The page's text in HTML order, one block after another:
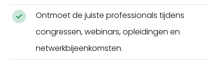
Ontmoet de juiste professionals tijdens
congressen, webinars, opleidingen en
netwerkbijeenkomsten.